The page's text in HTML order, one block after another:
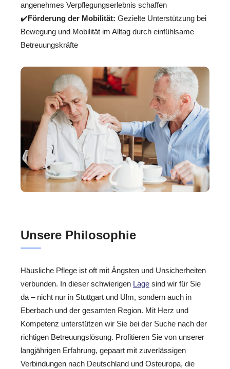
angenehmes Verpflegungserlebnis schaffen
✔️Förderung der Mobilität: Gezielte Unterstützung bei
Bewegung und Mobilität im Alltag durch einfühlsame
Betreuungskräfte
Unsere Philosophie
Häusliche Pflege ist oft mit Ängsten und Unsicherheiten
verbunden. In dieser schwierigen Lage sind wir für Sie
da – nicht nur in Stuttgart und Ulm, sondern auch in
Eberbach und der gesamten Region. Mit Herz und
Kompetenz unterstützen wir Sie bei der Suche nach der
richtigen Betreuungslösung. Profitieren Sie von unserer
langjährigen Erfahrung, gepaart mit zuverlässigen
Verbindungen nach Deutschland und Osteuropa, die